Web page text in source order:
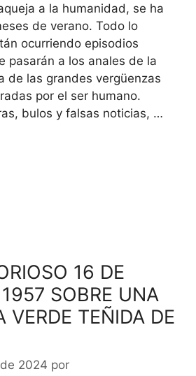
a la humanidad, se ha
de verano. Todo lo
ocurriendo episodios
pasarán a los anales de la
de las grandes vergüenzas
por el ser humano.
bulos y falsas noticias, …
16 DE
SOBRE UNA
VERDE TEÑIDA DE
2024 por